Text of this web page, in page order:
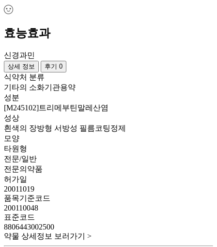
효능효과
신경과민
상세 정보 후기 0
식약처 분류
기타의 소화기관용약
성분
[M245102]트리메부틴말레산염
성상
흰색의 장방형 서방성 필름코팅정제
모양
타원형
전문/일반
전문의약품
허가일
20011019
품목기준코드
200110048
표준코드
8806443002500
약물 상세정보 보러가기 >